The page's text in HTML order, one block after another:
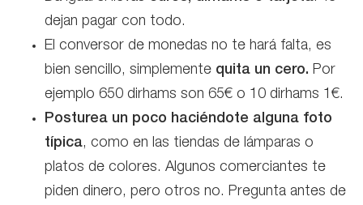
dejan pagar con todo.
El conversor de monedas no te hará falta, es
bien sencillo, simplemente quita un cero. Por
ejemplo 650 dirhams son 65€ o 10 dirhams 1€.
Posturea un poco haciéndote alguna foto
típica, como en las tiendas de lámparas o
platos de colores. Algunos comerciantes te
piden dinero, pero otros no. Pregunta antes de